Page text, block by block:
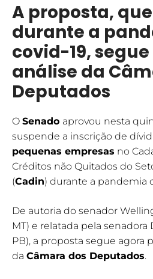
A proposta,
durante a
covid-19,
análise da
Deputados
O Senado aprovou nesta
suspende a inscrição de
pequenas empresas no
Créditos não Quitados do
(Cadin) durante a pandemia
De autoria do senador
MT) e relatada pela senadora
PB), a proposta segue agora
da Câmara dos Deputados.